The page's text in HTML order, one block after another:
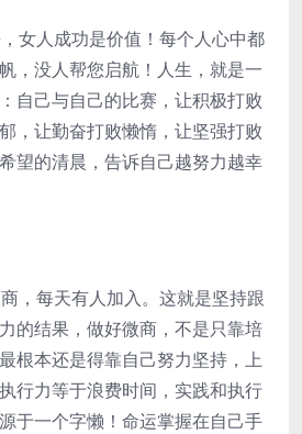
女人成功是价值！每个人心中都
，没人帮您启航！人生，就是一
自己与自己的比赛，让积极打败
，让勤奋打败懒惰，让坚强打败
望的清晨，告诉自己越努力越幸
，每天有人加入。这就是坚持跟
的结果，做好微商，不是只靠培
根本还是得靠自己努力坚持，上
行力等于浪费时间，实践和执行
于一个字懒！命运掌握在自己手